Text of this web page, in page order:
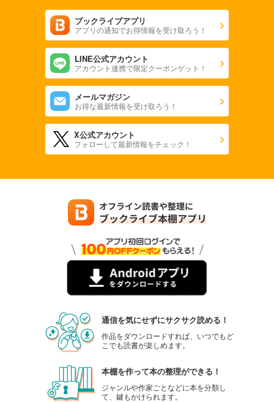
ブックライブアプリ
アプリの通知でお得情報を受け取ろう！
LINE公式アカウント
アカウント連携で限定クーポンゲット！
メールマガジン
お得な最新情報を受け取ろう！
X公式アカウント
フォローして最新情報をチェック！
通信を気にせずにサクサク読める！
作品をダウンロードすれば、いつでもど
こでも読書が楽しめます。
本棚を作って本の整理ができる！
ジャンルや作家ごとなどに本を分類し
て、鍵もかけられます。